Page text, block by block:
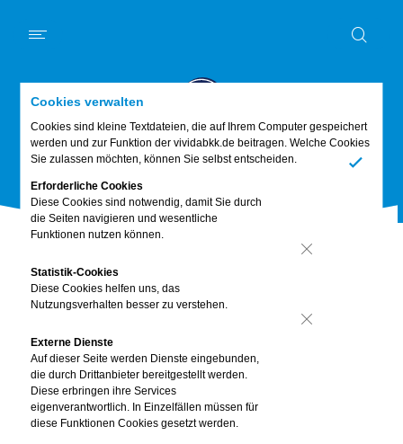
Cookies verwalten
Cookies sind kleine Textdateien, die auf Ihrem Computer gespeichert
werden und zur Funktion der vividabkk.de beitragen. Welche Cookies
Sie zulassen möchten, können Sie selbst entscheiden.
Erforderliche Cookies
Diese Cookies sind notwendig, damit Sie durch
die Seiten navigieren und wesentliche
Funktionen nutzen können.
Statistik-Cookies
Diese Cookies helfen uns, das
Nutzungsverhalten besser zu verstehen.
Externe Dienste
Auf dieser Seite werden Dienste eingebunden,
die durch Drittanbieter bereitgestellt werden.
Diese erbringen ihre Services
eigenverantwortlich. In Einzelfällen müssen für
diese Funktionen Cookies gesetzt werden.
Kurz und knapp
Zuschlag zur
Erwerbsminderungsrente
Bewusst leben
Familie & Freunde
Piet
Abo & Gewinnspiel